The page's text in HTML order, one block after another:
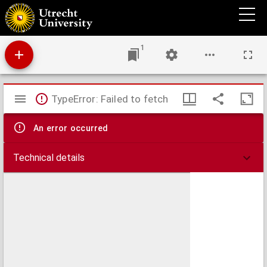
Aanteekeningen op het ontwerp van een kanaal door de Geldersche vallei, opgemaakt
op uitnoodiging van het Amsterdamsche Rijnvaart-comité
1
Mirador
viewer
TypeError: Failed to fetch
An error occurred
Technical details